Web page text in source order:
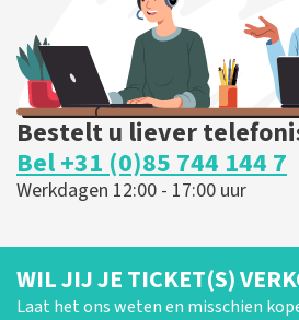
Bestelt u liever
Bel +31 (0)85 744 144 7
Werkdagen 12:00 - 17:00 uur
WIL JIJ JE TICKET(S)
Laat het ons weten en misschien